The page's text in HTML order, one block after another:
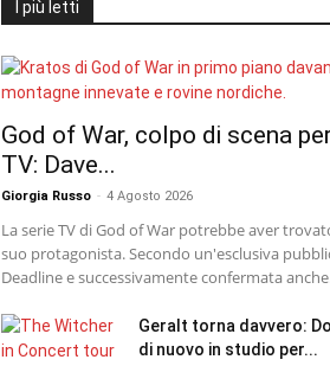
I più letti
God of War, colpo di scena
TV: Dave...
Giorgia Russo - 4 Agosto 2026
La serie TV di God of War potrebbe aver
suo protagonista. Secondo un'esclusiva
Deadline e successivamente confermata
Geralt torna davvero:
di nuovo in studio per...